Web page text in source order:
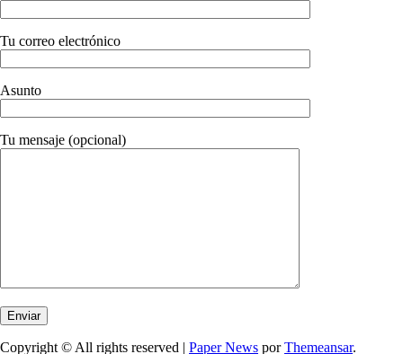
Tu correo electrónico
Asunto
Tu mensaje (opcional)
Copyright © All rights reserved | Paper News porThemeansar.